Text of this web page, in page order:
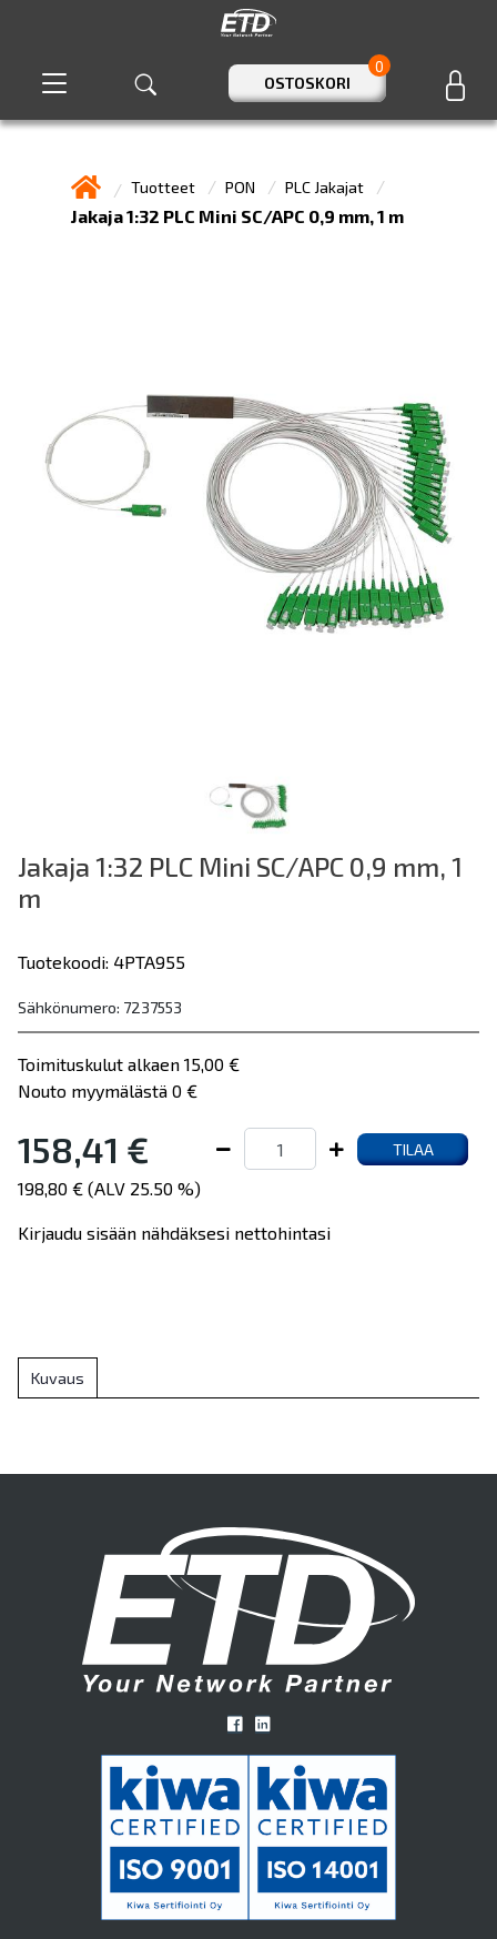
OSTOSKORI
0
Tuotteet PON PLC Jakajat
Jakaja 1:32 PLC Mini SC/APC 0,9 mm, 1 m
Jakaja 1:32 PLC Mini SC/APC 0,9 mm, 1
m
Tuotekoodi: 4PTA955
Sähkönumero: 7237553
Toimituskulut alkaen 15,00 €
Nouto myymälästä 0 €
158,41 € TILAA
198,80 € (ALV 25.50 %)
Kirjaudu sisään nähdäksesi nettohintasi
Kuvaus